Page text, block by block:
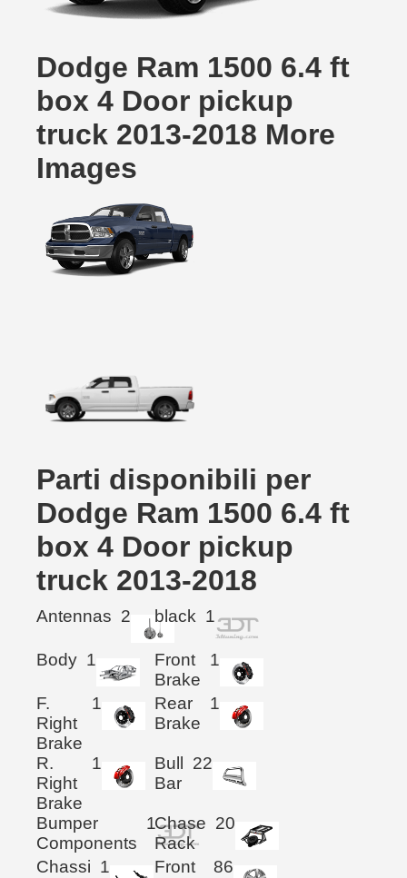
Dodge Ram 1500 6.4 ft
box 4 Door pickup
truck 2013-2018 More
Images
Parti disponibili per
Dodge Ram 1500 6.4 ft
box 4 Door pickup
truck 2013-2018
Antennas 2 black 1
Body 1
Front
Brake
1
F.
Right
Brake
1
Rear
Brake
1
R.
Right
Brake
1
Bull
Bar
22
Bumper
Components
1Chase
Rack
20
Chassi 1
Front
86